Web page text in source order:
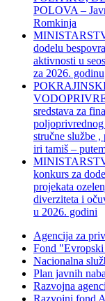
POLOVA –
Romkinja
dodelu
aktivnosti u
za 2026. godinu
sredstava za
stručne službe
iri tamiš ‒
konkurs za
projekata
diverziteta i
u 2026. godini
Agencija za
Fond
Nacionalna
Plan javnih
Razvojna